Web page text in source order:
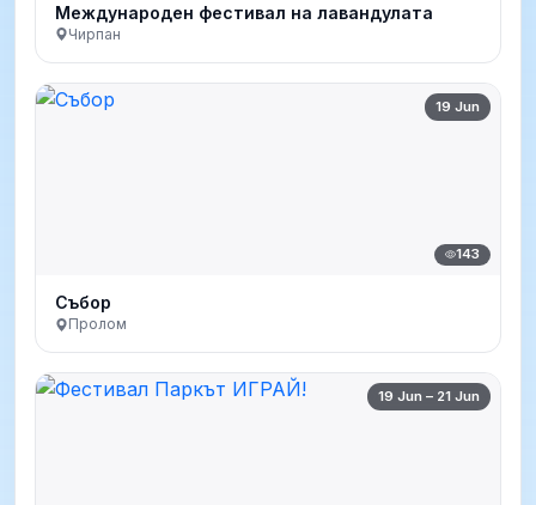
Международен фестивал на лавандулата
Чирпан
19 Jun
143
Събор
Пролом
19 Jun – 21 Jun